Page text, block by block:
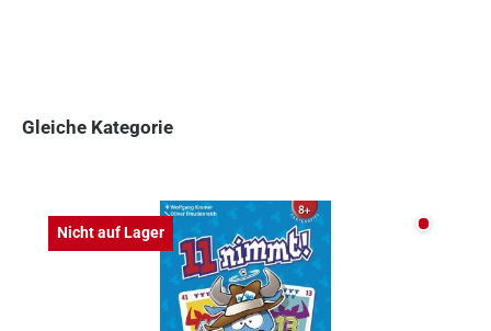
Gleiche Kategorie
Nicht auf Lager Nicht